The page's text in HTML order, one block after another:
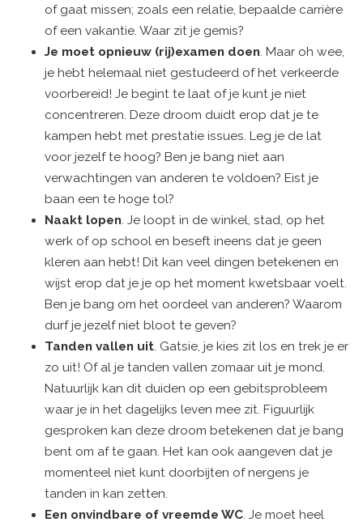
of gaat missen; zoals een relatie, bepaalde carrière
of een vakantie. Waar zit je gemis?
Je moet opnieuw (rij)examen doen. Maar oh wee,
je hebt helemaal niet gestudeerd of het verkeerde
voorbereid! Je begint te laat of je kunt je niet
concentreren. Deze droom duidt erop dat je te
kampen hebt met prestatie issues. Leg je de lat
voor jezelf te hoog? Ben je bang niet aan
verwachtingen van anderen te voldoen? Eist je
baan een te hoge tol?
Naakt lopen. Je loopt in de winkel, stad, op het
werk of op school en beseft ineens dat je geen
kleren aan hebt! Dit kan veel dingen betekenen en
wijst erop dat je je op het moment kwetsbaar voelt.
Ben je bang om het oordeel van anderen? Waarom
durf je jezelf niet bloot te geven?
Tanden vallen uit. Gatsie, je kies zit los en trek je er
zo uit! Of al je tanden vallen zomaar uit je mond.
Natuurlijk kan dit duiden op een gebitsprobleem
waar je in het dagelijks leven mee zit. Figuurlijk
gesproken kan deze droom betekenen dat je bang
bent om af te gaan. Het kan ook aangeven dat je
momenteel niet kunt doorbijten of nergens je
tanden in kan zetten.
Een onvindbare of vreemde WC. Je moet heel